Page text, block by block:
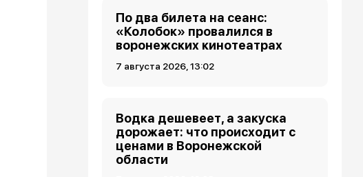
По два билета на сеанс:
«Колобок» провалился в
воронежских кинотеатрах
7 августа 2026, 13:02
Водка дешевеет, а закуска
дорожает: что происходит с
ценами в Воронежской
области